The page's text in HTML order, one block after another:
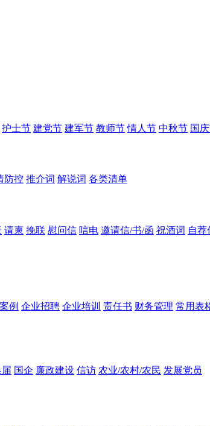
护士节 建党节 建军节 教师节 情人节 中秋节 国
防控 推介词 解说词 各类清单
请柬 挽联 慰问信 唁电 邀请信/书/函 祝酒词 自荐
案例 企业招聘 企业培训 责任书 财务管理 常用表
国企 廉政建设 信访 农业/农村/农民 发展党员